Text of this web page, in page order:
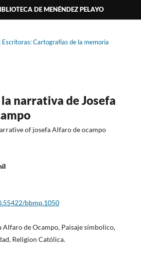
DE MENÉNDEZ PELAYO
Cartografías de la memoria
narrativa de Josefa
of josefa Alfaro de ocampo
bbmp.1050
Alfaro de Ocampo, Paisaje símbolico,
Religion Católica.